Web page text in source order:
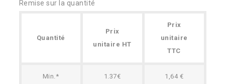
Remise sur la quantité
Quantité
Prix
unitaire HT
Prix
unitaire
TTC
Min.* 1.37€ 1,64 €